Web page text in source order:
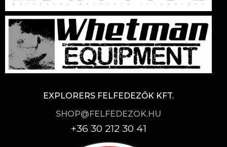
EXPLORERS FELFEDEZŐK KFT.
SHOP@FELFEDEZOK.HU
+36 30 212 30 41